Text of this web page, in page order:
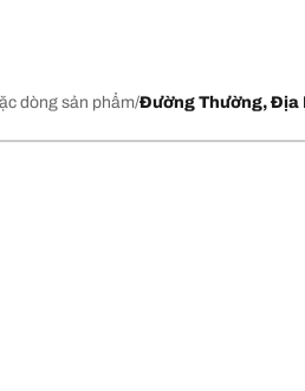
dòng sản phẩm Đường Thường, Địa